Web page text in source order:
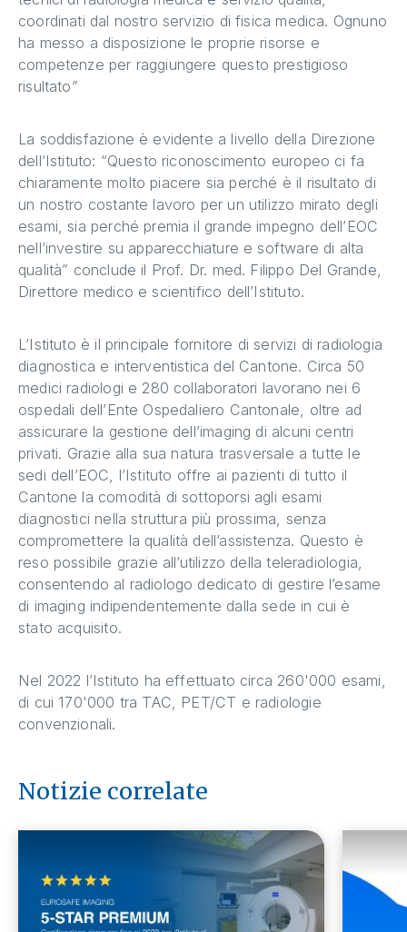
coordinati dal nostro servizio di fisica medica. Ognuno
ha messo a disposizione le proprie risorse e
competenze per raggiungere questo prestigioso
risultato”
La soddisfazione è evidente a livello della Direzione
dell’Istituto: “Questo riconoscimento europeo ci fa
chiaramente molto piacere sia perché è il risultato di
un nostro costante lavoro per un utilizzo mirato degli
esami, sia perché premia il grande impegno dell’EOC
nell’investire su apparecchiature e software di alta
qualità” conclude il Prof. Dr. med. Filippo Del Grande,
Direttore medico e scientifico dell’Istituto.
L’Istituto è il principale fornitore di servizi di radiologia
diagnostica e interventistica del Cantone. Circa 50
medici radiologi e 280 collaboratori lavorano nei 6
ospedali dell’Ente Ospedaliero Cantonale, oltre ad
assicurare la gestione dell’imaging di alcuni centri
privati. Grazie alla sua natura trasversale a tutte le
sedi dell’EOC, l’Istituto offre ai pazienti di tutto il
Cantone la comodità di sottoporsi agli esami
diagnostici nella struttura più prossima, senza
compromettere la qualità dell’assistenza. Questo è
reso possibile grazie all’utilizzo della teleradiologia,
consentendo al radiologo dedicato di gestire l’esame
di imaging indipendentemente dalla sede in cui è
stato acquisito.
Nel 2022 l’Istituto ha effettuato circa 260'000 esami,
di cui 170'000 tra TAC, PET/CT e radiologie
convenzionali.
Notizie correlate